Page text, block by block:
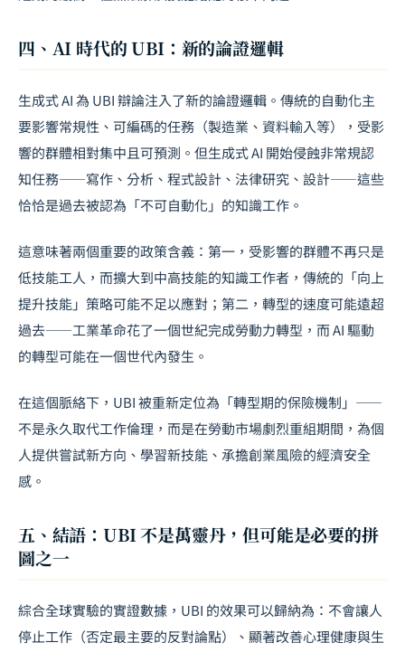
四、AI 時代的 UBI：新的論證邏輯
生成式 AI 為 UBI 辯論注入了新的論證邏輯。傳統的自動化主
要影響常規性、可編碼的任務（製造業、資料輸入等），受影
響的群體相對集中且可預測。但生成式 AI 開始侵蝕非常規認
知任務——寫作、分析、程式設計、法律研究、設計——這些
恰恰是過去被認為「不可自動化」的知識工作。
這意味著兩個重要的政策含義：第一，受影響的群體不再只是
低技能工人，而擴大到中高技能的知識工作者，傳統的「向上
提升技能」策略可能不足以應對；第二，轉型的速度可能遠超
過去——工業革命花了一個世紀完成勞動力轉型，而 AI 驅動
的轉型可能在一個世代內發生。
在這個脈絡下，UBI 被重新定位為「轉型期的保險機制」——
不是永久取代工作倫理，而是在勞動市場劇烈重組期間，為個
人提供嘗試新方向、學習新技能、承擔創業風險的經濟安全
感。
五、結語：UBI 不是萬靈丹，但可能是必要的拼
圖之一
綜合全球實驗的實證數據，UBI 的效果可以歸納為：不會讓人
停止工作（否定最主要的反對論點）、顯著改善心理健康與生